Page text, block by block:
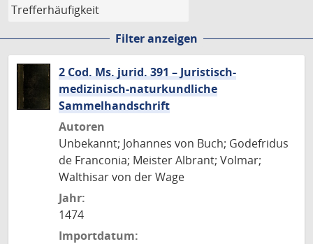
Filter anzeigen
2 Cod. Ms. jurid. 391 – Juristisch-
medizinisch-naturkundliche
Sammelhandschrift
Autoren
Unbekannt; Johannes von Buch; Godefridus
de Franconia; Meister Albrant; Volmar;
Walthisar von der Wage
Jahr:
1474
Importdatum: